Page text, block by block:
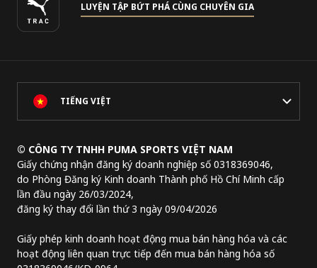
LUYỆN TẬP BỨT PHÁ CÙNG CHUYÊN GIA
TIẾNG VIỆT
© CÔNG TY TNHH PUMA SPORTS VIỆT NAM
Giấy chứng nhận đăng ký doanh nghiệp số 0318369046,
do Phòng Đăng ký Kinh doanh Thành phố Hồ Chí Minh cấp
lần đầu ngày 26/03/2024,
đăng ký thay đổi lần thứ 3 ngày 09/04/2026
Giấy phép kinh doanh hoạt động mua bán hàng hóa và các
hoạt động liên quan trực tiếp đến mua bán hàng hóa số